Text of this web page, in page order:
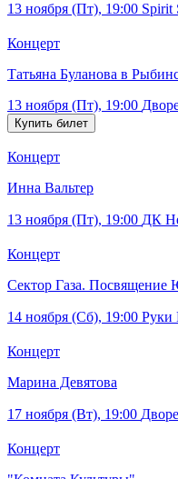
13 ноября (Пт), 19:00 Spirit
Концерт
Татьяна Буланова в
13 ноября (Пт), 19:00
Концерт
Инна Вальтер
13 ноября (Пт), 19:00 ДК
Концерт
Сектор Газа.
14 ноября (Сб), 19:00 Руки
Концерт
Марина Девятова
17 ноября (Вт), 19:00
Концерт